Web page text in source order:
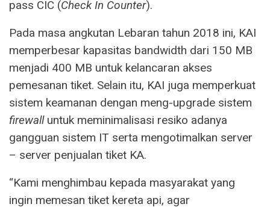
pass CIC (Check In Counter).
Pada masa angkutan Lebaran tahun 2018 ini, KAI
memperbesar kapasitas bandwidth dari 150 MB
menjadi 400 MB untuk kelancaran akses
pemesanan tiket. Selain itu, KAI juga memperkuat
sistem keamanan dengan meng-upgrade sistem
firewalluntuk meminimalisasi resiko adanya
gangguan sistem IT serta mengotimalkan server
– server penjualan tiket KA.
“Kami menghimbau kepada masyarakat yang
ingin memesan tiket kereta api, agar